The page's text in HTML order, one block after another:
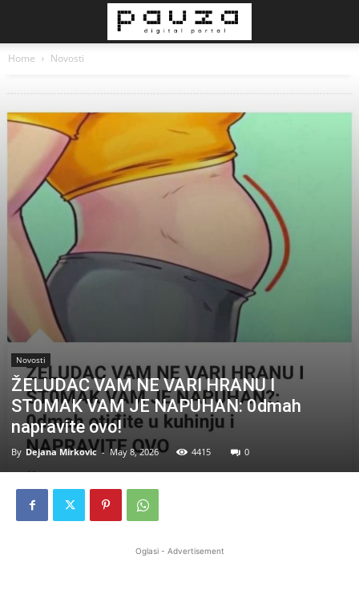
Home Novosti
Novosti
ŽELUDAC VAM NE VARI HRANU I
ST0MAK VAM JE NAPUHAN: 0dmah
napravite ovo!
By Dejana Mirkovic - May 8, 2026 4415 0
Oglasi - Advertisement